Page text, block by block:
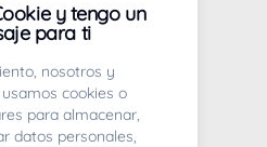
y tengo un
para ti
nosotros y
cookies o
para almacenar,
datos personales,